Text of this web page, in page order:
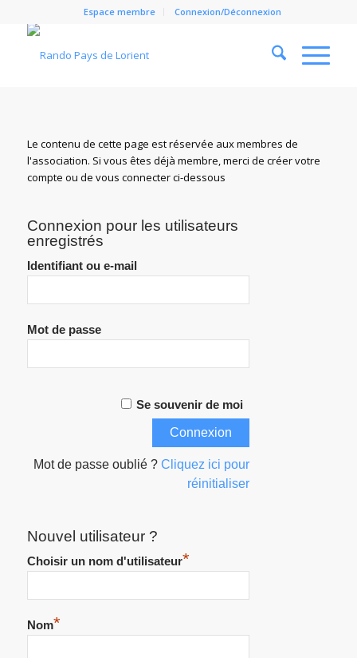
Espace membre Connexion/Déconnexion
Le contenu de cette page est réservée aux membres de
l'association. Si vous êtes déjà membre, merci de créer votre
compte ou de vous connecter ci-dessous
Connexion pour les utilisateurs
enregistrés
Identifiant ou e-mail
Mot de passe
Se souvenir de moi
Mot de passe oublié ?Cliquez ici pour
réinitialiser
Nouvel utilisateur ?
Choisir un nom d'utilisateur*
Nom*